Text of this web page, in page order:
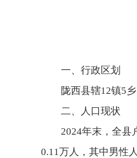
一、行政区划
陇西县辖12镇5
二、人口现状
2024年末，全县
0.11万人，其中男性